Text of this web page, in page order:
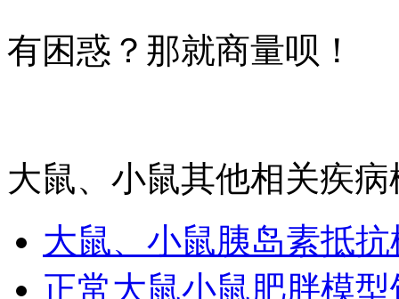
有困惑？那就商量呗！
大鼠、小鼠其他相关疾
大鼠、小鼠胰岛素抵
正常大鼠小鼠肥胖模